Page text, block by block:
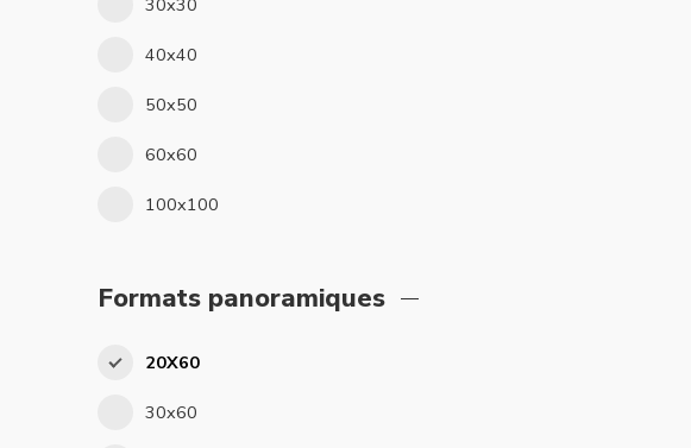
40x40
50x50
60x60
100x100
Formats panoramiques
20X60
30x60